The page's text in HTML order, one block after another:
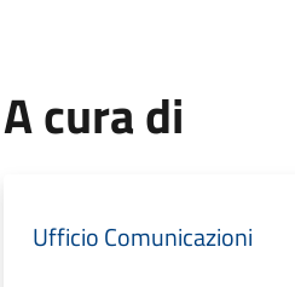
A cura di
Ufficio Comunicazioni